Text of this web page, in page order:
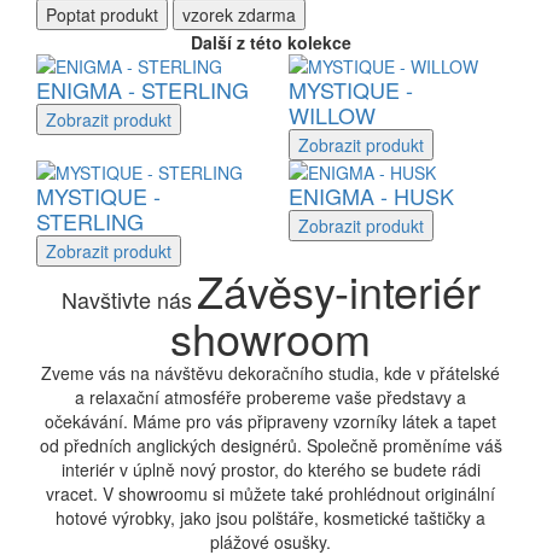
Poptat produkt
vzorek zdarma
Další z této kolekce
ENIGMA - STERLING
Zobrazit produkt
MYSTIQUE -
WILLOW
Zobrazit produkt
MYSTIQUE -
STERLING
Zobrazit produkt
ENIGMA - HUSK
Zobrazit produkt
Navštivte nás Závěsy-interiér
showroom
Zveme vás na návštěvu dekoračního studia, kde v přátelské
a relaxační atmosféře probereme vaše představy a
očekávání. Máme pro vás připraveny vzorníky látek a tapet
od předních anglických designérů. Společně proměníme váš
interiér v úplně nový prostor, do kterého se budete rádi
vracet. V showroomu si můžete také prohlédnout originální
hotové výrobky, jako jsou polštáře, kosmetické taštičky a
plážové osušky.